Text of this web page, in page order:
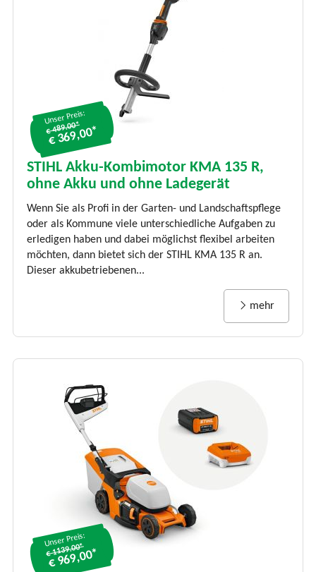
Unser Preis:
€ 489.00*
€ 369,00*
STIHL Akku-Kombimotor KMA 135 R,
ohne Akku und ohne Ladegerät
Wenn Sie als Profi in der Garten- und Landschaftspflege
oder als Kommune viele unterschiedliche Aufgaben zu
erledigen haben und dabei möglichst flexibel arbeiten
möchten, dann bietet sich der STIHL KMA 135 R an.
Dieser akkubetriebenen...
mehr
Unser Preis:
€ 1139.00*
€ 969,00*